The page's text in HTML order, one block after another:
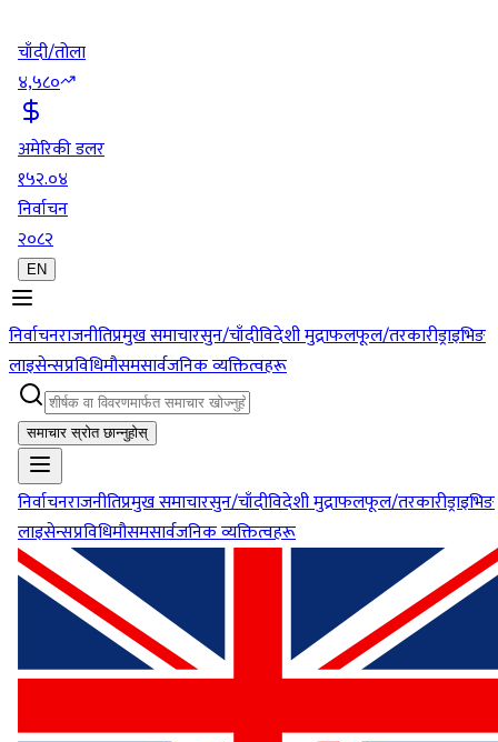
चाँदी/तोला
४,५८०
अमेरिकी डलर
१५२.०४
निर्वाचन
२०८२
EN
निर्वाचनराजनीतिप्रमुख समाचारसुन/चाँदीविदेशी मुद्राफलफूल/तरकारीड्राइभिङ
लाइसेन्सप्रविधिमौसमसार्वजनिक व्यक्तित्वहरू
समाचार स्रोत छान्नुहोस्
निर्वाचनराजनीतिप्रमुख समाचारसुन/चाँदीविदेशी मुद्राफलफूल/तरकारीड्राइभिङ
लाइसेन्सप्रविधिमौसमसार्वजनिक व्यक्तित्वहरू